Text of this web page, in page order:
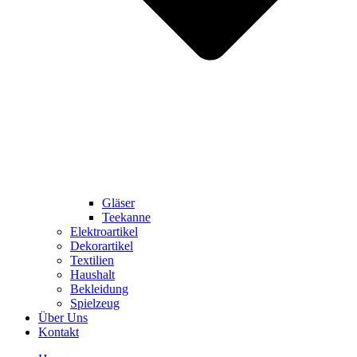
Gläser
Teekanne
Elektroartikel
Dekorartikel
Textilien
Haushalt
Bekleidung
Spielzeug
Über Uns
Kontakt